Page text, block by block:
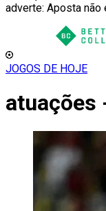
adverte: Aposta não
JOGOS DE HOJE
atuações